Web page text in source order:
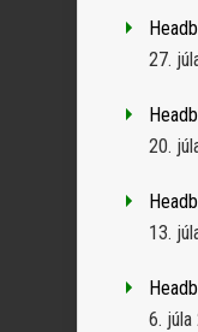
27.
20.
13.
6. júla